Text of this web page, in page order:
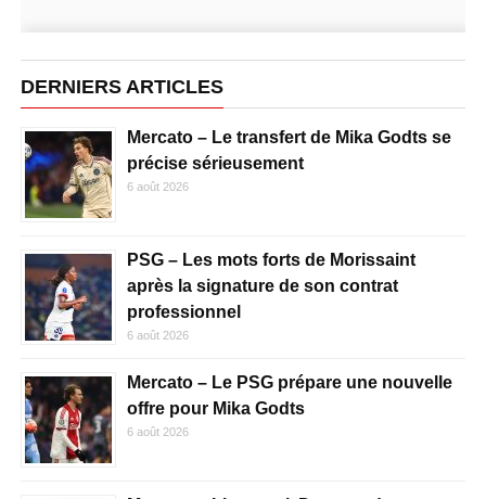
DERNIERS ARTICLES
Mercato – Le transfert de Mika Godts se
précise sérieusement
6 août 2026
PSG – Les mots forts de Morissaint
après la signature de son contrat
professionnel
6 août 2026
Mercato – Le PSG prépare une nouvelle
offre pour Mika Godts
6 août 2026